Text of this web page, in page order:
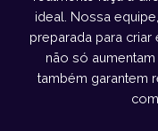
ideal. Nossa
preparada para
não só
também garantem